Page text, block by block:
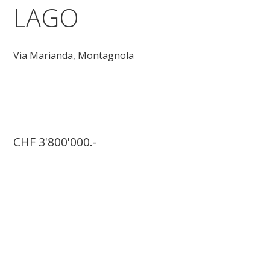
LAGO
Via Marianda, Montagnola
CHF 3'800'000.-